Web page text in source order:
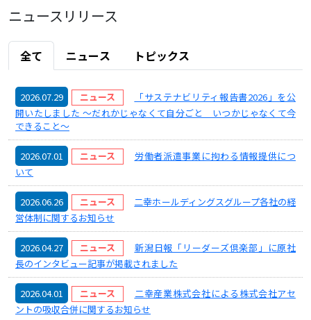
ニュースリリース
全て ニュース トピックス
2026.07.29 ニュース
「サステナビリティ報告書2026」を公
開いたしました ～だれかじゃなくて自分ごと いつかじゃなくて今
できること～
2026.07.01 ニュース
労働者派遣事業に拘わる情報提供につ
いて
2026.06.26 ニュース
二幸ホールディングスグループ各社の経
営体制に関するお知らせ
2026.04.27 ニュース
新潟日報「リーダーズ倶楽部」に原社
長のインタビュー記事が掲載されました
2026.04.01 ニュース
二幸産業株式会社による株式会社アセ
ントの吸収合併に関するお知らせ